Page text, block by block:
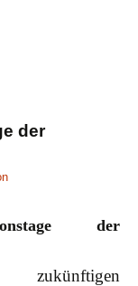
der
der